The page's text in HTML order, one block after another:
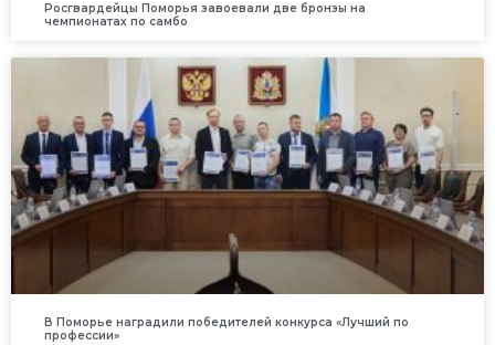
Росгвардейцы Поморья завоевали две бронзы на
чемпионатах по самбо
В Поморье наградили победителей конкурса «Лучший по
профессии»